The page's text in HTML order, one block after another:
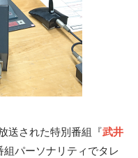
送された特別番組『武井
組パーソナリティでタレ